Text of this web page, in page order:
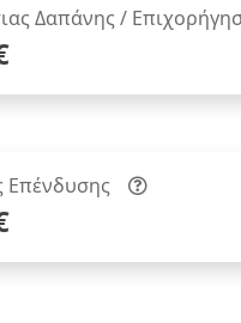
Δαπάνης /